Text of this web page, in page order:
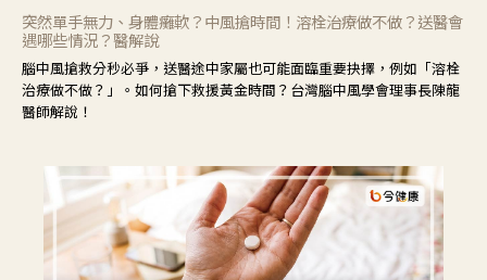
突然單手無力、身體癱軟？中風搶時間！溶栓治療做不做？送醫會
遇哪些情況？醫解說
腦中風搶救分秒必爭，送醫途中家屬也可能面臨重要抉擇，例如「溶栓
治療做不做？」。如何搶下救援黃金時間？台灣腦中風學會理事長陳龍
醫師解說！